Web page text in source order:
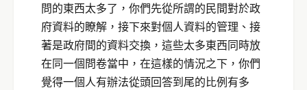
問的東西太多了，你們先從所謂的民間對於政
府資料的瞭解，接下來對個人資料的管理、接
著是政府間的資料交換，這些太多東西同時放
在同一個問卷當中，在這樣的情況之下，你們
覺得一個人有辦法從頭回答到尾的比例有多